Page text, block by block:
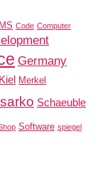
Code Computer
Germany
Kiel Merkel
sarko Schaeuble
Software spiegel